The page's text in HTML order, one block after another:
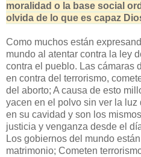
moralidad o la base social
olvida de lo que es capaz
Como muchos están
mundo al atentar contra la ley
contra el pueblo. Las cámaras
en contra del terrorismo,
del aborto; A causa de esto
yacen en el polvo sin ver la
en su cavidad y son los
justicia y venganza desde el
Los gobiernos del mundo
matrimonio; Cometen